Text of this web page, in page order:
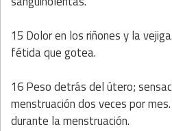
15 Dolor en los riñones y la
fétida que gotea.
16 Peso detrás del útero;
menstruación dos veces por
durante la menstruación.